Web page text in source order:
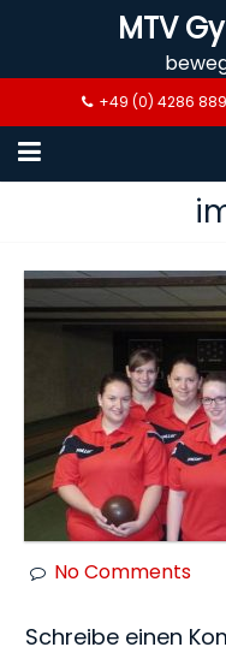
MTV
+49 (0) 4286
No Comments
Schreibe einen